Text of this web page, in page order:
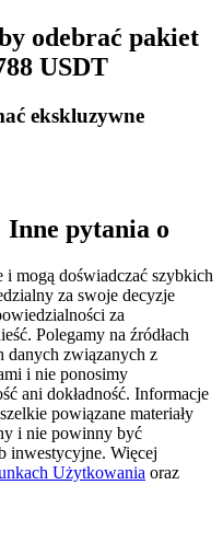
odebrać pakiet
USDT
ekskluzywne
pytania o
mogą doświadczać szybkich
za swoje decyzje
za
Polegamy na źródłach
danych związanych z
i nie ponosimy
ani dokładność. Informacje
powiązane materiały
i nie powinny być
inwestycyjne. Więcej
Użytkowania oraz